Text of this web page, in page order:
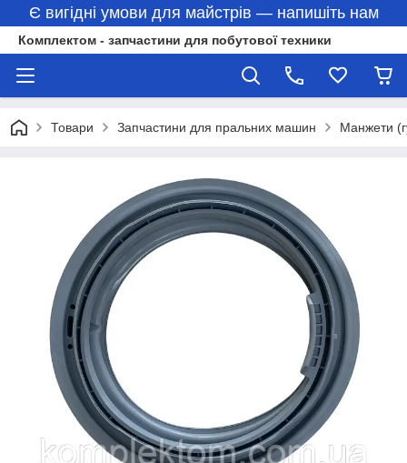
Є вигідні умови для майстрів — напишіть нам
Комплектом - запчастини для побутової техники
Товари Запчастини для пральних машин Манжети